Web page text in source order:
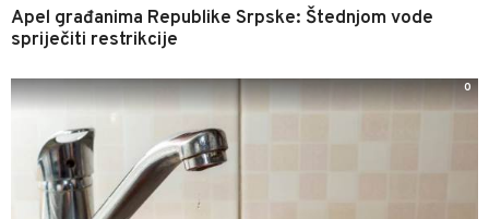
Apel građanima Republike Srpske: Štednjom vode
spriječiti restrikcije
0